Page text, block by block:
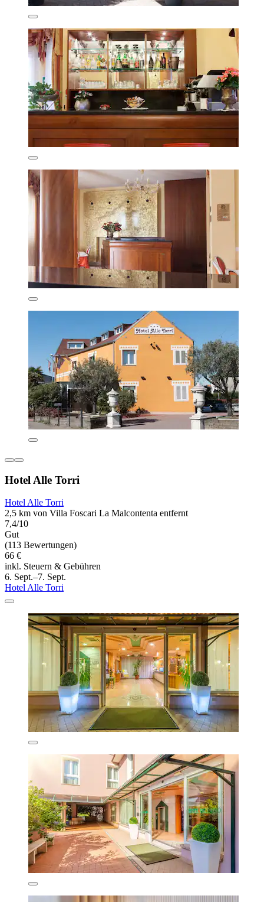
Hotel Alle Torri
Hotel Alle Torri
2,5 km von Villa Foscari La Malcontenta entfernt
7,4/10
Gut
(113 Bewertungen)
66 €
inkl. Steuern & Gebühren
6. Sept.–7. Sept.
Hotel Alle Torri